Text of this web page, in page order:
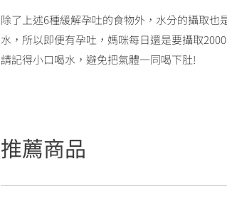
除了上述6種緩解孕吐的食物外，水分的攝取
水，所以即便有孕吐，媽咪每日還是要攝取
請記得小口喝水，避免把氣體一同喝下肚!
推薦商品